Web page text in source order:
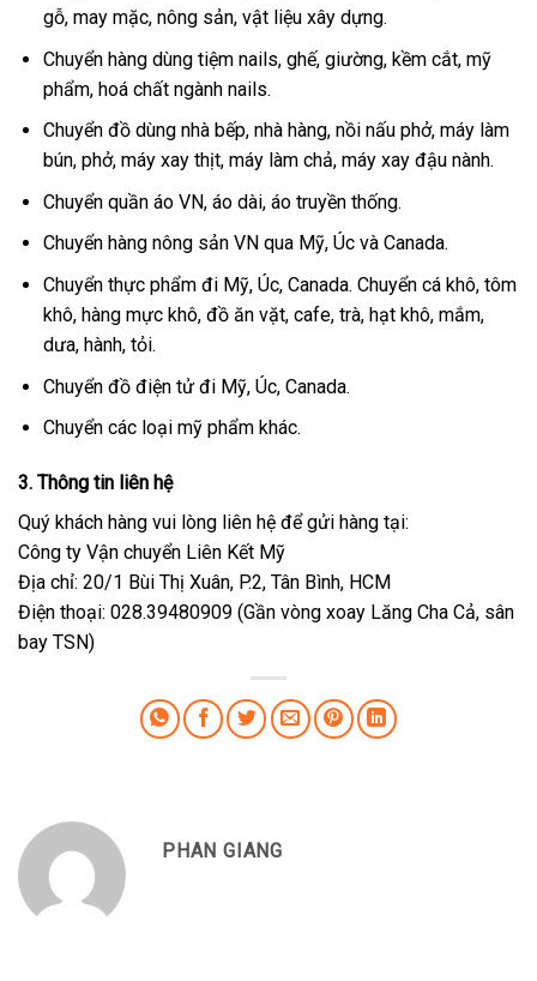
gỗ, may mặc, nông sản, vật liệu xây dựng.
Chuyển hàng dùng tiệm nails, ghế, giường, kềm cắt, mỹ
phẩm, hoá chất ngành nails.
Chuyển đồ dùng nhà bếp, nhà hàng, nồi nấu phở, máy làm
bún, phở, máy xay thịt, máy làm chả, máy xay đậu nành.
Chuyển quần áo VN, áo dài, áo truyền thống.
Chuyển hàng nông sản VN qua Mỹ, Úc và Canada.
Chuyển thực phẩm đi Mỹ, Úc, Canada. Chuyển cá khô, tôm
khô, hàng mực khô, đồ ăn vặt, cafe, trà, hạt khô, mắm,
dưa, hành, tỏi.
Chuyển đồ điện tử đi Mỹ, Úc, Canada.
Chuyển các loại mỹ phẩm khác.
3. Thông tin liên hệ
Quý khách hàng vui lòng liên hệ để gửi hàng tại:
Công ty Vận chuyển Liên Kết Mỹ
Địa chỉ: 20/1 Bùi Thị Xuân, P.2, Tân Bình, HCM
Điện thoại: 028.39480909 (Gần vòng xoay Lăng Cha Cả, sân
bay TSN)
PHAN GIANG